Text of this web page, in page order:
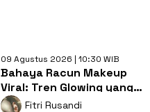
09 Agustus 2026 | 10:30 WIB
Bahaya Racun Makeup
Viral: Tren Glowing yang
Merusak Kulit Wajah
Fitri Rusandi